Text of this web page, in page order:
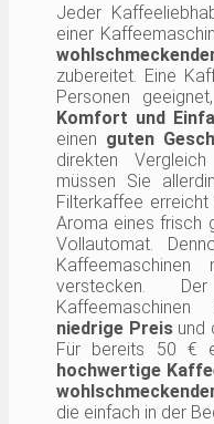
Jeder
einer
zubereitet. Eine
Personen
Komfort und
einen guten
direkten
müssen Sie
Filterkaffee
Aroma eines frisch
Vollautomat.
verstecken.
niedrige Preisund
Für bereits 50 €
hochwertige
die einfach in der